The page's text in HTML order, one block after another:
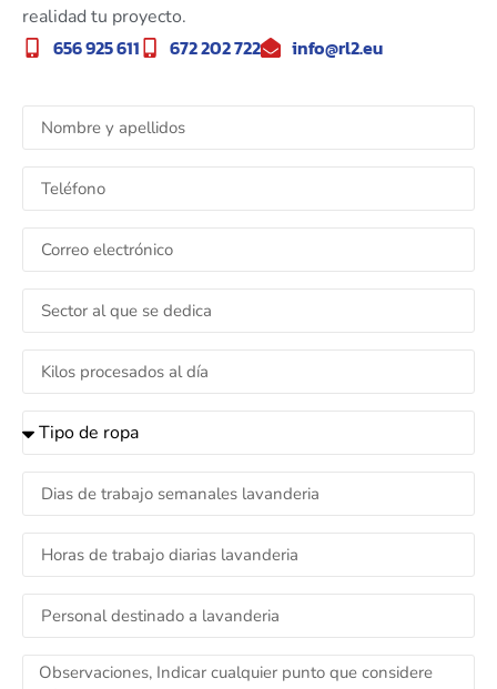
realidad tu proyecto.
656 925 611 672 202 722 info@rl2.eu